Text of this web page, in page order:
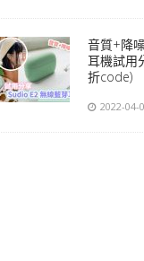
音質+降
耳機試用
折code)
2022-04-